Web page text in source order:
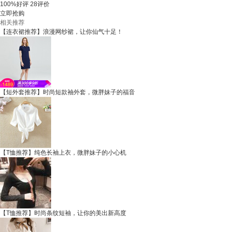
100%好评 28评价
立即抢购
相关推荐
【连衣裙推荐】浪漫网纱裙，让你仙气十足！
【短外套推荐】时尚短款袖外套，微胖妹子的福音
【T恤推荐】纯色长袖上衣，微胖妹子的小心机
【T恤推荐】时尚条纹短袖，让你的美出新高度